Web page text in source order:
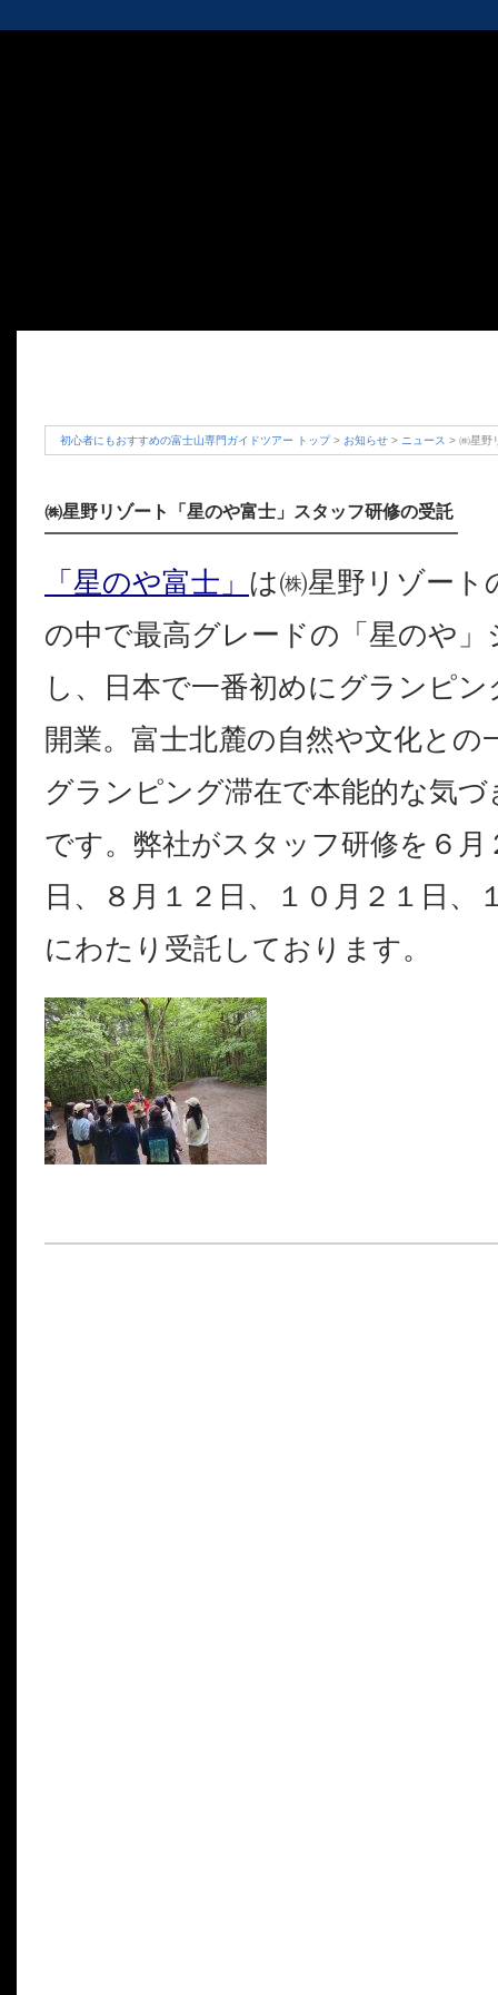
初心者にもおすすめの富士山専門ガイドツアー トップ> お知らせ > ニュース > ㈱星野
㈱星野リゾート「星のや富士」スタッフ研修の受託
「 星のや富士 」 は㈱星野リゾート
の中で最高グレードの「星のや
し、日本で一番初めにグランピ
開業。富士北麓の自然や文化との
グランピング滞在で本能的な気
です。弊社がスタッフ研修を６月
日、８月１２日、１０月２１日、
にわたり受託しております。